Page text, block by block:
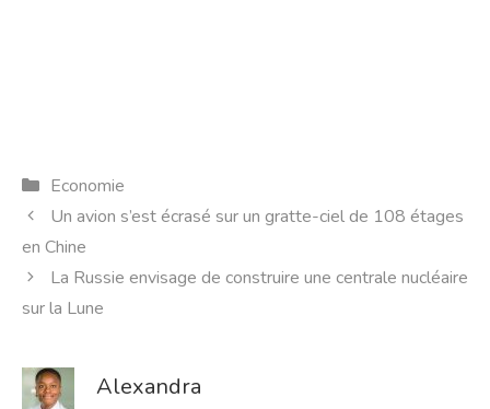
Catégories
Economie
Un avion s’est écrasé sur un gratte-ciel de 108 étages
en Chine
La Russie envisage de construire une centrale nucléaire
sur la Lune
Alexandra